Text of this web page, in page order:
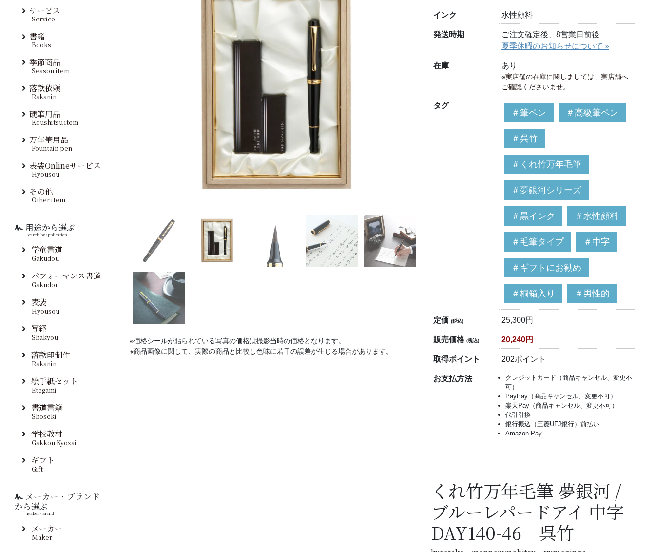
※価格シールが貼られている写真の価格は撮影当時の価格となります。
※商品画像に関して、実際の商品と比較し色味に若干の誤差が生じる場合があります。
インク 水性顔料
発送時期
ご注文確定後、8営業日前後
夏季休暇のお知らせについて »
在庫 あり
※実店舗の在庫に関しましては、実店舗へ
ご確認くださいませ。
タグ
＃筆ペン ＃高級筆ペン
＃呉竹
＃くれ竹万年毛筆
＃夢銀河シリーズ
＃黒インク ＃水性顔料
＃毛筆タイプ ＃中字
＃ギフトにお勧め
＃桐箱入り ＃男性的
定価(税込) 25,300円
販売価格(税込) 20,240円
取得ポイント 202ポイント
お支払方法
クレジットカード（商品キャンセル、変更不
可）
PayPay（商品キャンセル、変更不可）
楽天Pay（商品キャンセル、変更不可）
代引引換
銀行振込（三菱UFJ銀行）前払い
Amazon Pay
くれ竹万年毛筆 夢銀河 /
ブルーレパードアイ 中字
DAY140-46 呉竹
サービス
Service
書籍
Books
季節商品
Season item
落款依頼
Rakanin
硬筆用品
Koushitsu item
万年筆用品
Fountain pen
表装Onlineサービス
Hyousou
その他
Other item
用途から選ぶ
Search by application
学童書道
Gakudou
パフォーマンス書道
Gakudou
表装
Hyousou
写経
Shakyou
落款印制作
Rakanin
絵手紙セット
Etegami
書道書籍
Shoseki
学校教材
Gakkou Kyozai
ギフト
Gift
メーカー・ブランド
から選ぶ
Maker / Brand
メーカー
Maker